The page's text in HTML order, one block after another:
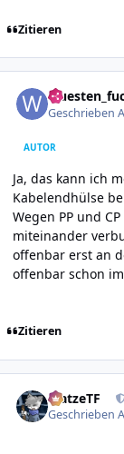
Zitieren
Geschrieben
AUTOR
Ja, das kann ich
Kabelendhülse
Wegen PP und
miteinander
offenbar erst an
offenbar schon
Zitieren
MatzeTF
Geschrieben